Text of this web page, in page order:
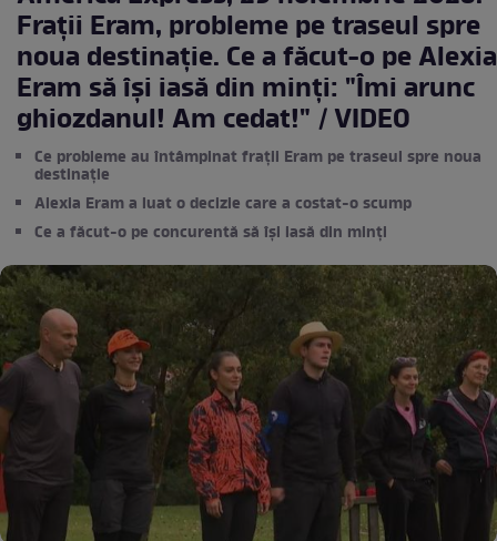
Frații Eram, probleme pe traseul spre
noua destinație. Ce a făcut-o pe Alexia
Eram să își iasă din minți: "Îmi arunc
ghiozdanul! Am cedat!" / VIDEO
Ce probleme au întâmpinat frații Eram pe traseul spre noua
destinație
Alexia Eram a luat o decizie care a costat-o scump
Ce a făcut-o pe concurentă să își iasă din minți